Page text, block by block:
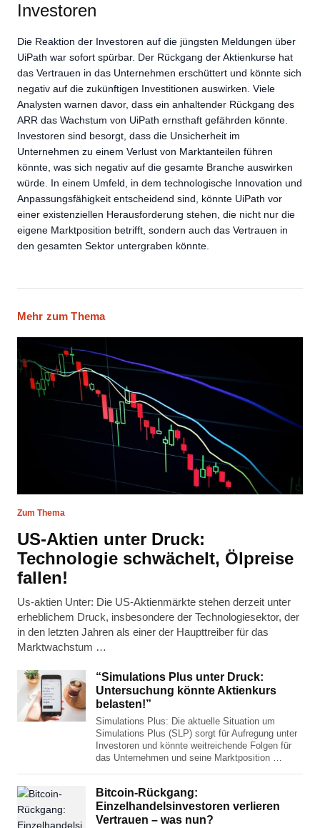
Investoren
Die Reaktion der Investoren auf die jüngsten Meldungen über
UiPath war sofort spürbar. Der Rückgang der Aktienkurse hat
das Vertrauen in das Unternehmen erschüttert und könnte sich
negativ auf die zukünftigen Investitionen auswirken. Viele
Analysten warnen davor, dass ein anhaltender Rückgang des
ARR das Wachstum von UiPath ernsthaft gefährden könnte.
Investoren sind besorgt, dass die Unsicherheit im
Unternehmen zu einem Verlust von Marktanteilen führen
könnte, was sich negativ auf die gesamte Branche auswirken
würde. In einem Umfeld, in dem technologische Innovation und
Anpassungsfähigkeit entscheidend sind, könnte UiPath vor
einer existenziellen Herausforderung stehen, die nicht nur die
eigene Marktposition betrifft, sondern auch das Vertrauen in
den gesamten Sektor untergraben könnte.
Mehr zum Thema
Zum Thema
US-Aktien unter Druck:
Technologie schwächelt, Ölpreise
fallen!
Us-aktien Unter: Die US-Aktienmärkte stehen derzeit unter
erheblichem Druck, insbesondere der Technologiesektor, der
in den letzten Jahren als einer der Haupttreiber für das
Marktwachstum …
“Simulations Plus unter Druck:
Untersuchung könnte Aktienkurs
belasten!”
Simulations Plus: Die aktuelle Situation um
Simulations Plus (SLP) sorgt für Aufregung unter
Investoren und könnte weitreichende Folgen für
das Unternehmen und seine Marktposition …
Bitcoin-Rückgang:
Einzelhandelsinvestoren verlieren
Vertrauen – was nun?